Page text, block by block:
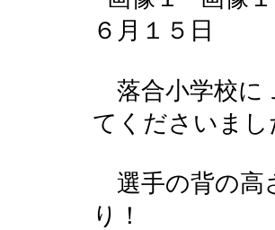
６月１５日
落合小学校に
てくださいまし
選手の背の高
り！